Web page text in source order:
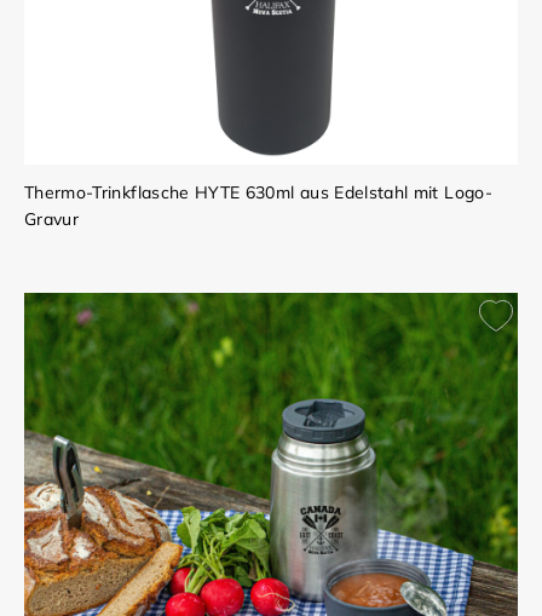
Thermo-Trinkflasche HYTE 630ml aus Edelstahl mit Logo-
Gravur